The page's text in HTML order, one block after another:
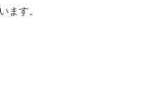
ます。